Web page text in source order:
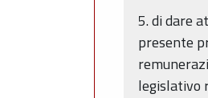
5. di dare
presente
legislativo